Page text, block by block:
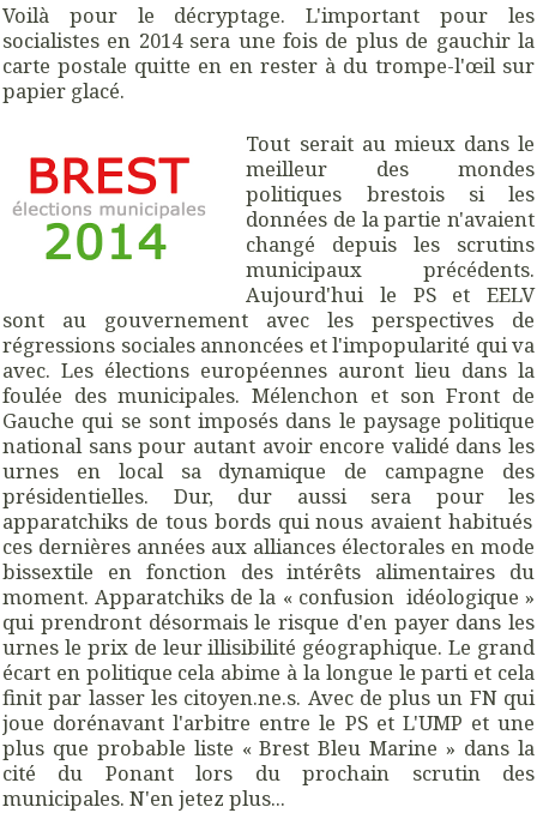
Voilà pour le décryptage. L'important pour les
socialistes en 2014 sera une fois de plus de gauchir la
carte postale quitte en en rester à du trompe-l'œil sur
papier glacé.
Tout serait au mieux dans le
meilleur des mondes
politiques brestois si les
données de la partie n'avaient
changé depuis les scrutins
municipaux précédents.
Aujourd'hui le PS et EELV
sont au gouvernement avec les perspectives de
régressions sociales annoncées et l'impopularité qui va
avec. Les élections européennes auront lieu dans la
foulée des municipales. Mélenchon et son Front de
Gauche qui se sont imposés dans le paysage politique
national sans pour autant avoir encore validé dans les
urnes en local sa dynamique de campagne des
présidentielles. Dur, dur aussi sera pour les
apparatchiks de tous bords qui nous avaient habitués
ces dernières années aux alliances électorales en mode
bissextile en fonction des intérêts alimentaires du
moment. Apparatchiks de la « confusion idéologique »
qui prendront désormais le risque d'en payer dans les
urnes le prix de leur illisibilité géographique. Le grand
écart en politique cela abime à la longue le parti et cela
finit par lasser les citoyen.ne.s. Avec de plus un FN qui
joue dorénavant l'arbitre entre le PS et L'UMP et une
plus que probable liste « Brest Bleu Marine » dans la
cité du Ponant lors du prochain scrutin des
municipales. N'en jetez plus...